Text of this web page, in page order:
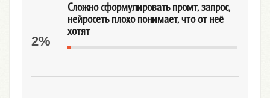
Сложно сформулировать промт, запрос,
нейросеть плохо понимает, что от неё
хотят
2%